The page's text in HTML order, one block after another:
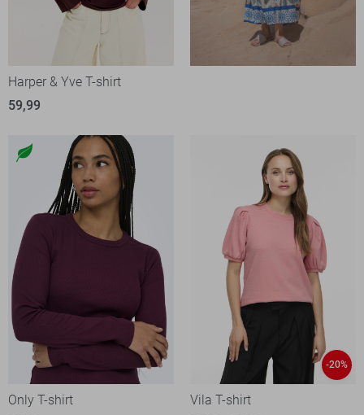
Harper & Yve T-shirt
59,99
Only T-shirt
-20%
Vila T-shirt